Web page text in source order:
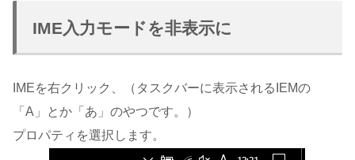
IME入力モードを非表示に
IMEを右クリック、（タスクバーに表示されるIEMの
「A」とか「あ」のやつです。）
プロパティを選択します。